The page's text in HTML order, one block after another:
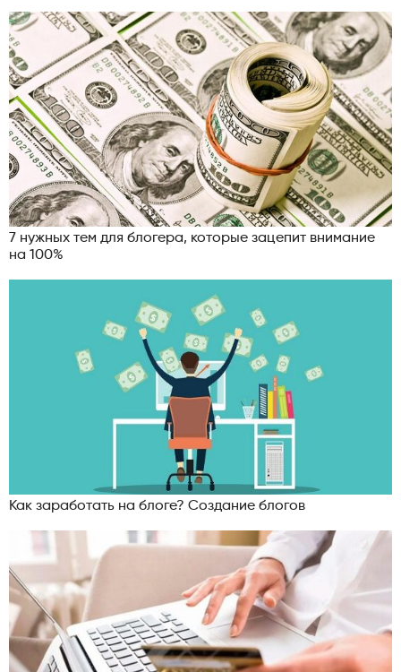
7 нужных тем для блогера, которые зацепит внимание
на 100%
Как заработать на блоге? Создание блогов